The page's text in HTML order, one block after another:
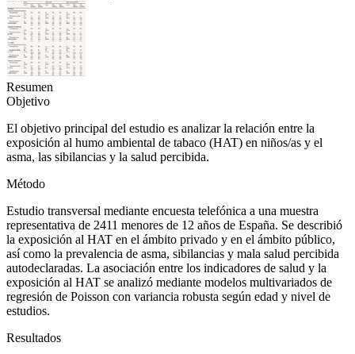
Resumen
Objetivo
El objetivo principal del estudio es analizar la relación entre la
exposición al humo ambiental de tabaco (HAT) en niños/as y el
asma, las sibilancias y la salud percibida.
Método
Estudio transversal mediante encuesta telefónica a una muestra
representativa de 2411 menores de 12 años de España. Se describió
la exposición al HAT en el ámbito privado y en el ámbito público,
así como la prevalencia de asma, sibilancias y mala salud percibida
autodeclaradas. La asociación entre los indicadores de salud y la
exposición al HAT se analizó mediante modelos multivariados de
regresión de Poisson con variancia robusta según edad y nivel de
estudios.
Resultados